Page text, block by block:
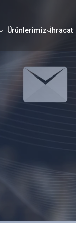
Ürünlerimiz İhracat